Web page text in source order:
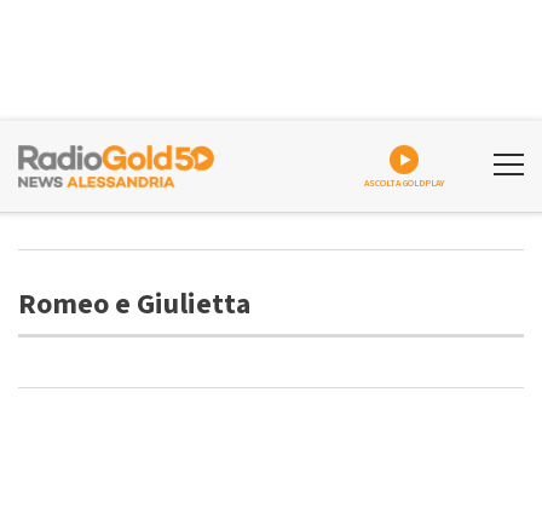
ASCOLTA GOLDPLAY
Romeo e Giulietta